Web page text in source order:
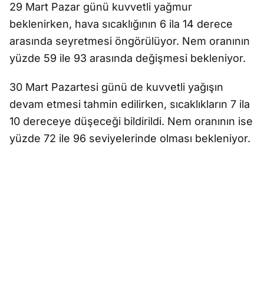
29 Mart Pazar günü kuvvetli yağmur
beklenirken, hava sıcaklığının 6 ila 14 derece
arasında seyretmesi öngörülüyor. Nem oranının
yüzde 59 ile 93 arasında değişmesi bekleniyor.
30 Mart Pazartesi günü de kuvvetli yağışın
devam etmesi tahmin edilirken, sıcaklıkların 7 ila
10 dereceye düşeceği bildirildi. Nem oranının ise
yüzde 72 ile 96 seviyelerinde olması bekleniyor.